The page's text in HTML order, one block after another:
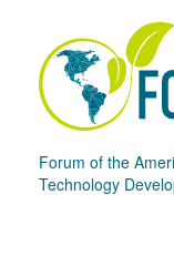
content
Forum of the
Technology